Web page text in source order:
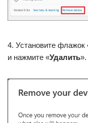
4. Установите флажок
и нажмите «Удалить».